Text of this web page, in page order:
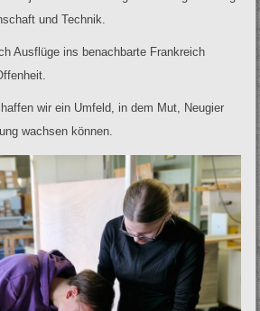
und Technik.
Ausflüge ins benachbarte Frankreich
wir ein Umfeld, in dem Mut, Neugier
wachsen können.